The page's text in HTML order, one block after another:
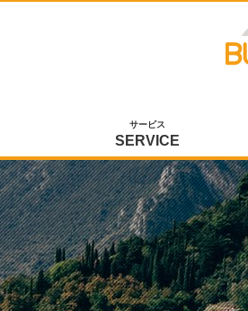
サービス
SERVICE